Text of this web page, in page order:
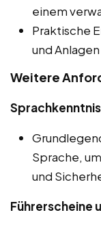
einem
Praktische
und
Weitere
Sprache,
und
Führerscheine